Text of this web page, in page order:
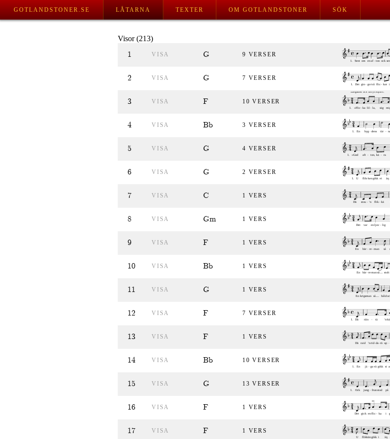
GOTLANDSTONER.SE LÅTARNA TEXTER OM GOTLANDSTONER SÖK
Visor (213)
1 VISA G 9 VERSER
2 VISA G 7 VERSER
3 VISA F 10 VERSER
4 VISA Bb 3 VERSER
5 VISA G 4 VERSER
6 VISA G 2 VERSER
7 VISA C 1 VERS
8 VISA Gm 1 VERS
9 VISA F 1 VERS
10 VISA Bb 1 VERS
11 VISA G 1 VERS
12 VISA F 7 VERSER
13 VISA F 1 VERS
14 VISA Bb 10 VERSER
15 VISA G 13 VERSER
16 VISA F 1 VERS
17 VISA F 1 VERS